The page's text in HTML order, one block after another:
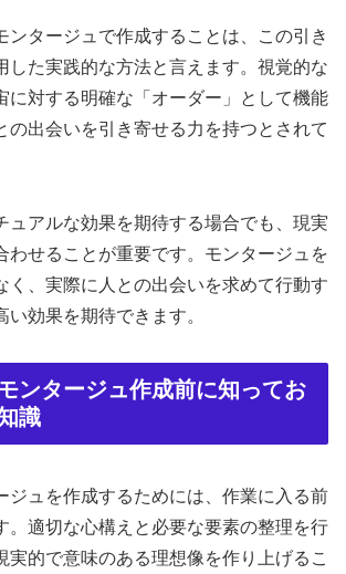
ンタージュで作成することは、この引き
した実践的な方法と言えます。視覚的な
に対する明確な「オーダー」として機能
の出会いを引き寄せる力を持つとされて
ュアルな効果を期待する場合でも、現実
わせることが重要です。モンタージュを
く、実際に人との出会いを求めて行動す
い効果を期待できます。
ンタージュ作成前に知ってお
識
ジュを作成するためには、作業に入る前
。適切な心構えと必要な要素の整理を行
実的で意味のある理想像を作り上げるこ